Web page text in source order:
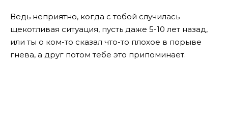
Ведь неприятно, когда с тобой случилась
щекотливая ситуация, пусть даже 5-10 лет назад,
или ты о ком-то сказал что-то плохое в порыве
гнева, а друг потом тебе это припоминает.